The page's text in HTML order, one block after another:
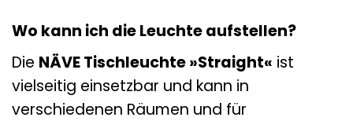
Wo kann ich die Leuchte aufstellen?
Die NÄVE Tischleuchte »Straight« ist
vielseitig einsetzbar und kann in
verschiedenen Räumen und für